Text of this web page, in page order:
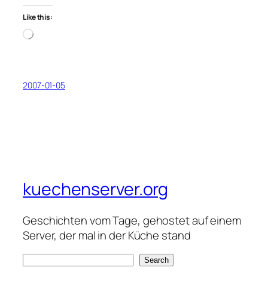
Like this:
Loading…
2007-01-05
kuechenserver.org
Geschichten vom Tage, gehostet auf einem
Server, der mal in der Küche stand
Search